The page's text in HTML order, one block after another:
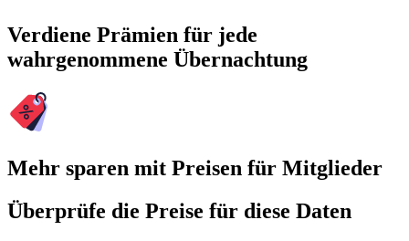
Verdiene Prämien für jede
wahrgenommene Übernachtung
Mehr sparen mit Preisen für Mitglieder
Überprüfe die Preise für diese Daten